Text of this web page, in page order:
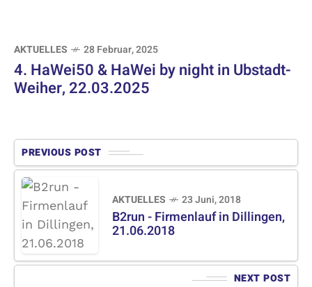
AKTUELLES 28 Februar, 2025
4. HaWei50 & HaWei by night in Ubstadt-
Weiher, 22.03.2025
PREVIOUS POST
AKTUELLES 23 Juni, 2018
B2run - Firmenlauf in Dillingen,
21.06.2018
NEXT POST